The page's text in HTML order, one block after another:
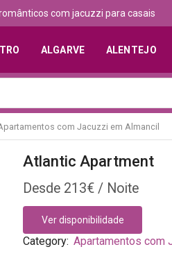
com jacuzzi para casais
ALGARVE ALENTEJO
com Jacuzzi em Almancil
Atlantic Apartment
213€
Ver disponibilidade
Category: Apartamentos com